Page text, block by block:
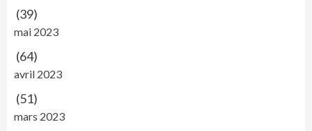
(39)
mai 2023
(64)
avril 2023
(51)
mars 2023